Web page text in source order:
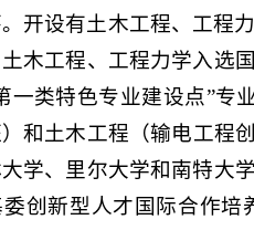
开设有土木工程、工程
木工程、工程力学入选
一类特色专业建设点”专
）和土木工程（输电工程创
学、里尔大学和南特大
创新型人才国际合作培